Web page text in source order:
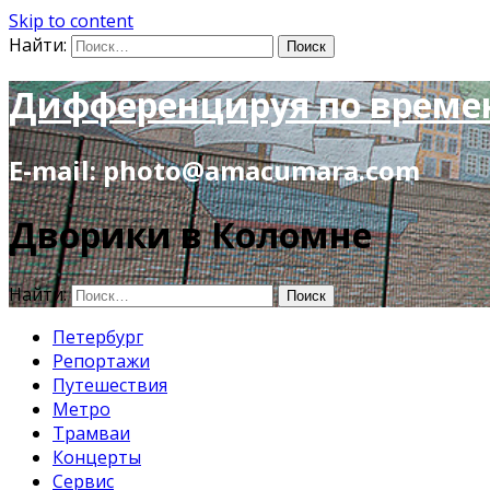
Skip to content
Найти:
Дифференцируя по
E-mail: photo@amacumara.com
Дворики в Коломне
Найти:
Петербург
Репортажи
Путешествия
Метро
Трамваи
Концерты
Сервис